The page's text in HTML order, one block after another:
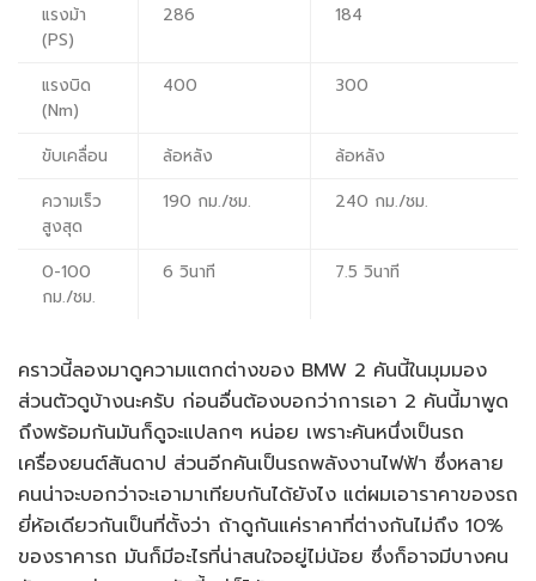
แรงม้า
(PS)
286 184
แรงบิด
(Nm)
400 300
ขับเคลื่อน ล้อหลัง
ล้อหลัง
ความเร็ว
สูงสุด
190 กม./ชม. 240 กม./ชม.
0-100
กม./ชม.
6 วินาที 7.5 วินาที
คราวนี้ลองมาดูความแตกต่างของ BMW 2 คันนี้ในมุมมอง
ส่วนตัวดูบ้างนะครับ ก่อนอื่นต้องบอกว่าการเอา 2 คันนี้มาพูด
ถึงพร้อมกันมันก็ดูจะแปลกๆ หน่อย เพราะคันหนึ่งเป็นรถ
เครื่องยนต์สันดาป ส่วนอีกคันเป็นรถพลังงานไฟฟ้า ซึ่งหลาย
คนน่าจะบอกว่าจะเอามาเทียบกันได้ยังไง แต่ผมเอาราคาของรถ
ยี่ห้อเดียวกันเป็นที่ตั้งว่า ถ้าดูกันแค่ราคาที่ต่างกันไม่ถึง 10%
ของราคารถ มันก็มีอะไรที่น่าสนใจอยู่ไม่น้อย ซึ่งก็อาจมีบางคน